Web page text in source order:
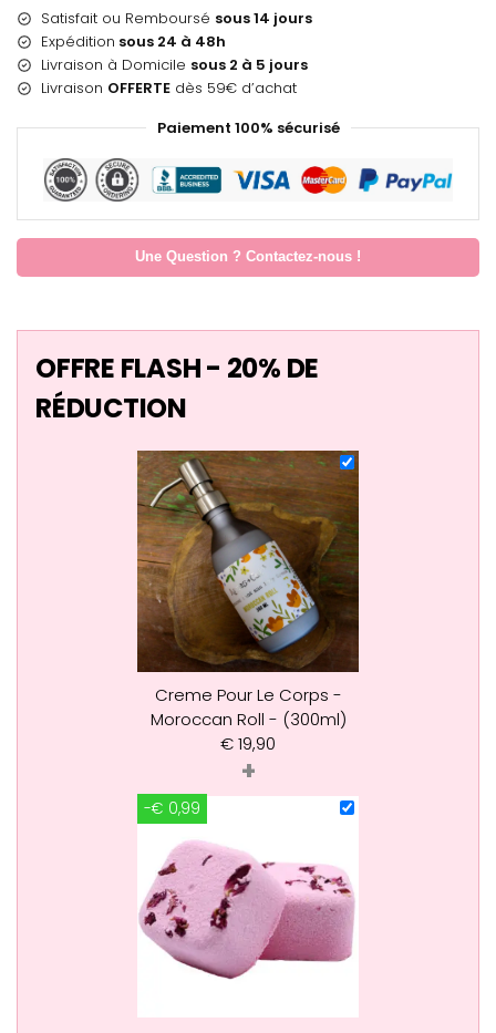
Satisfait ou Remboursé sous 14 jours
Expédition sous 24 à 48h
Livraison à Domicile sous 2 à 5 jours
Livraison OFFERTE dès 59€ d’achat
Paiement 100% sécurisé
Une Question ? Contactez-nous !
OFFRE FLASH - 20% DE
RÉDUCTION
Creme Pour Le Corps -
Moroccan Roll - (300ml)
€19,90
+
-€ 0,99